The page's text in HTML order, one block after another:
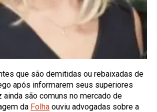
que são demitidas ou rebaixadas de
após informarem seus superiores
ainda são comuns no mercado de
da Folha ouviu advogadas sobre a